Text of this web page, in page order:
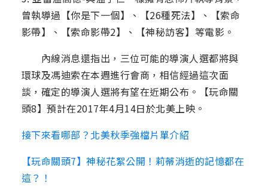
曾執導過【你是下一個】、【26種死法】、【索命
影帶】、【索命影帶2】、【神秘訪客】等電影。
內線消息還指出，三位可能的導演人選都將與
環球及馮迪索在本週進行會商，相信經過這次面
談，確定的導演人選將有望在近期公布。【玩命關
頭8】預計在2017年4月14日於北美上映。
接下來看哪部？北美秋季強檔片單介紹
【玩命關頭7】神秘花絮公開！莉蒂消逝的記憶都在
這？！